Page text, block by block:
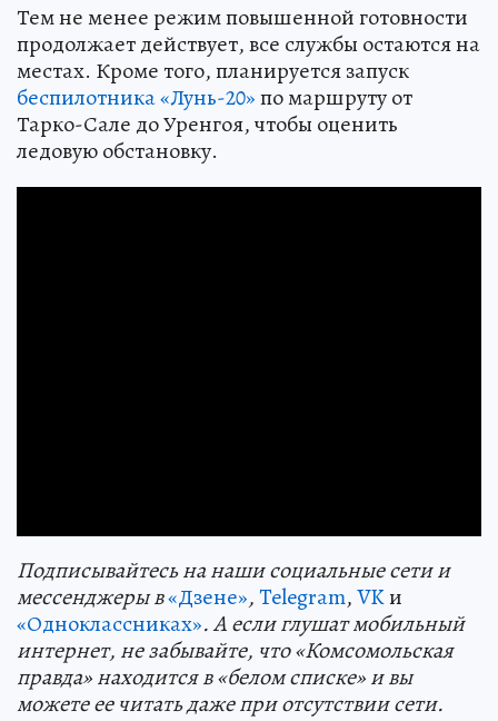
Тем не менее режим повышенной готовности
продолжает действует, все службы остаются на
местах. Кроме того, планируется запуск
беспилотника «Лунь-20»по маршруту от
Тарко-Сале до Уренгоя, чтобы оценить
ледовую обстановку.
Подписывайтесь на наши социальные сети и
мессенджеры в«Дзене»,Telegram,VKи
«Одноклассниках». А если глушат мобильный
интернет, не забывайте, что «Комсомольская
правда» находится в «белом списке» и вы
можете ее читать даже при отсутствии сети.